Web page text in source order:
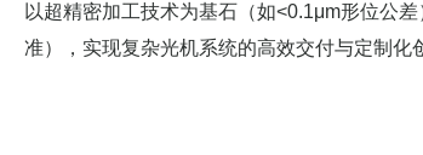
以超精密加工技术为基石（如<0.1μm形位公
准），实现复杂光机系统的高效交付与定制化